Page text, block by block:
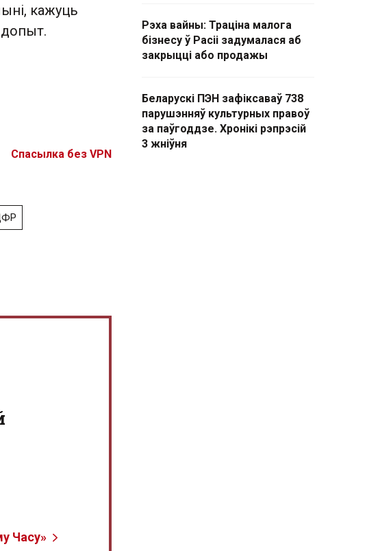
кажуць
допыт.
Спасылка без VPN
Часу»
Рэха вайны: Траціна малога
бізнесу ў Расіі задумалася аб
закрыцці або продажы
Беларускі ПЭН зафіксаваў 738
парушэнняў культурных правоў
за паўгоддзе. Хронікі рэпрэсій
3 жніўня